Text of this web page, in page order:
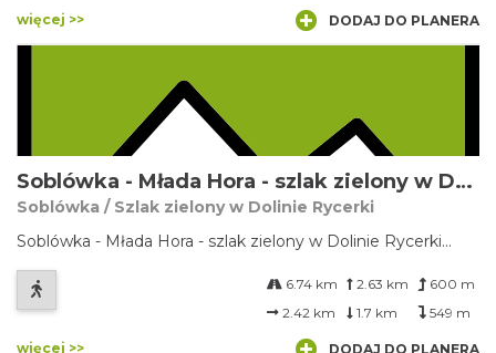
więcej >> DODAJ DO PLANERA
Soblówka - Młada Hora - szlak zielony w Dolinie Rycerki
Soblówka / Szlak zielony w Dolinie Rycerki
Soblówka - Młada Hora - szlak zielony w Dolinie Rycerki...
6.74 km 2.63 km
600 m
2.42 km
1.7 km 549 m
więcej >> DODAJ DO PLANERA